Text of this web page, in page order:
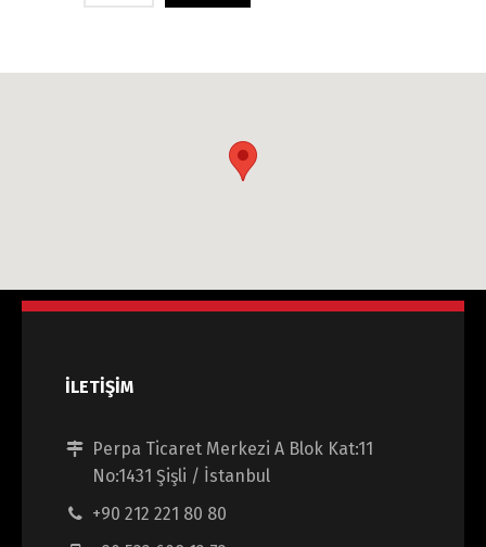
İLETİŞİM
Perpa Ticaret Merkezi A Blok Kat:11
No:1431 Şişli / İstanbul
+90 212 221 80 80